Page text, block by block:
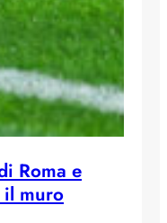
Roma e
il muro